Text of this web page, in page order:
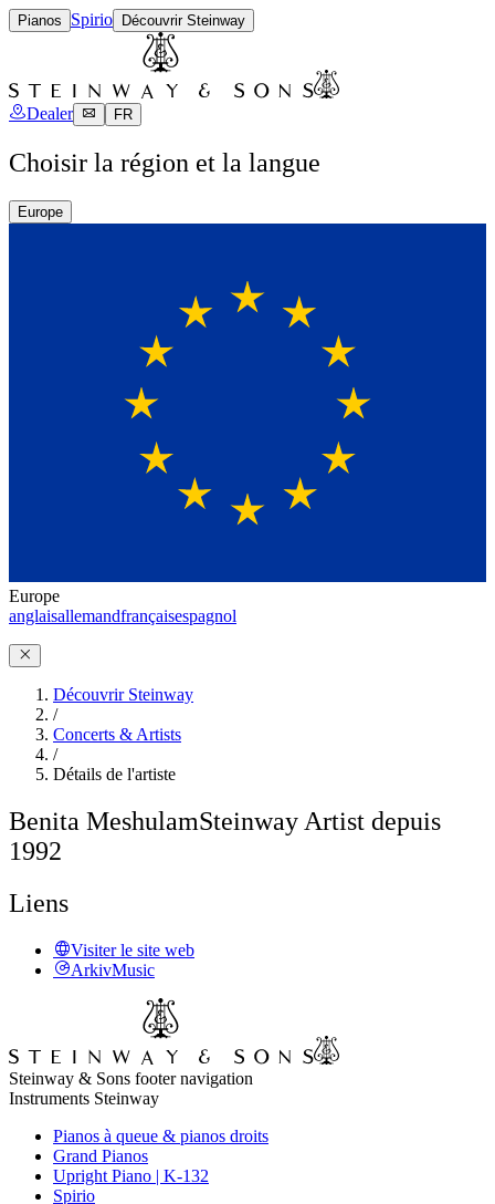
Pianos Spirio Découvrir Steinway
Dealer FR
Choisir la région et la langue
Europe
Europe
anglaisallemandfrançaisespagnol
Découvrir Steinway
/
Concerts & Artists
/
Détails de l'artiste
Benita MeshulamSteinway Artist depuis
1992
Liens
Visiter le site web
ArkivMusic
Steinway & Sons footer navigation
Instruments Steinway
Pianos à queue & pianos droits
Grand Pianos
Upright Piano | K-132
Spirio